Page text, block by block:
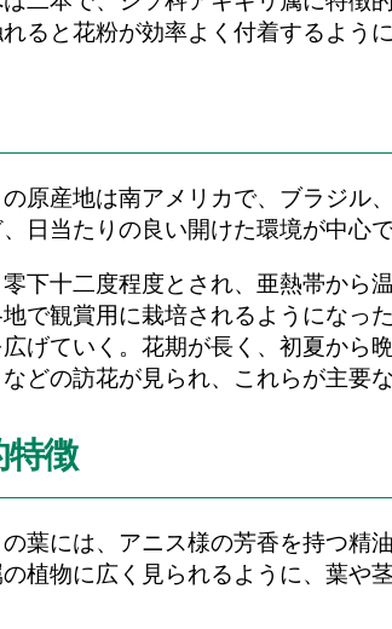
ると花粉が効率よく付着するよう
原産地は南アメリカで、ブラジル
日当たりの良い開けた環境が中心で
下十二度程度とされ、亜熱帯から
で観賞用に栽培されるようにな
げていく。花期が長く、初夏から
どの訪花が見られ、これらが主要
特徴
葉には、アニス様の芳香を持つ精
植物に広く見られるように、葉や